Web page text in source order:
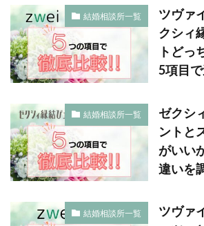
結婚相談所一覧
ツヴァ
クシィ
トどっ
5項目
結婚相談所一覧
ゼクシ
ントと
がいい
違いを
結婚相談所一覧
ツヴァ